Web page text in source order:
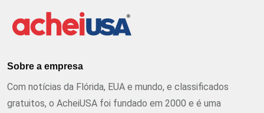
Sobre a empresa
Com notícias da Flórida, EUA e mundo, e classificados
gratuitos, o AcheiUSA foi fundado em 2000 e é uma